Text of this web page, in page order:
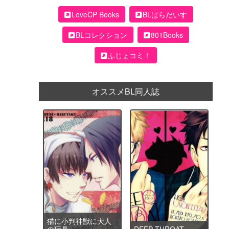
LoveCP Books
BLぱらだいす
BLコレクション
801Books
ふじょコミ！
オススメBL同人誌
猫に小判神獣に大人